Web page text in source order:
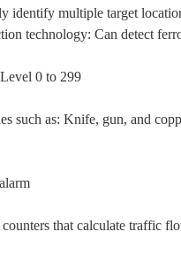
identify multiple target
technology: Can detect
0 to 299
such as: Knife, gun, and
that calculate traffic